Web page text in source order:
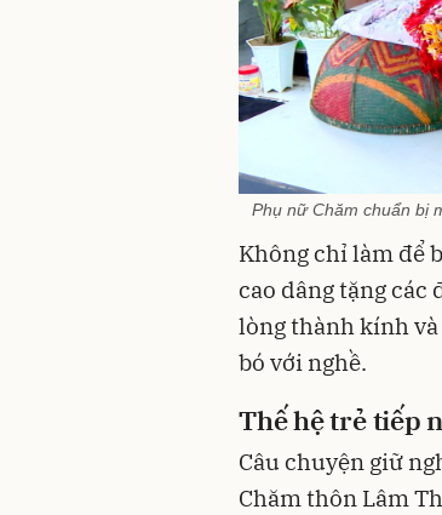
Phụ nữ Chăm chuẩn bị
Không chỉ làm để
cao dâng tặng các
lòng thành kính và
bó với nghề.
Thế hệ trẻ tiếp
Câu chuyện giữ
Chăm thôn Lâm